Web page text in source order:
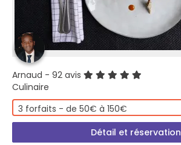
Arnaud - 92 avis
Culinaire
3 forfaits - de 50€ à 150€
Détail et réservation